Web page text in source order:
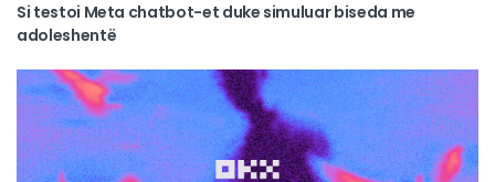
Si testoi Meta chatbot-et duke simuluar biseda me
adoleshentë